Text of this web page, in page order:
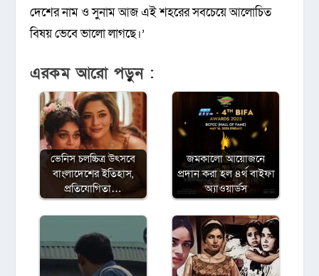
দেশের নাম ও সুনাম আজ এই শহরের সবচেয়ে আলোচিত
বিষয় ভেবে ভালো লাগছে।’
এরকম আরো পড়ুন :
ভেনিস চলচ্চিত্র উৎসবে
বাংলাদেশের ইতিহাস,
প্রতিযোগিতা…
জমকালো আয়োজনে
প্রদান করা হল ৪র্থ বাইফা
অ্যাওয়ার্ডস